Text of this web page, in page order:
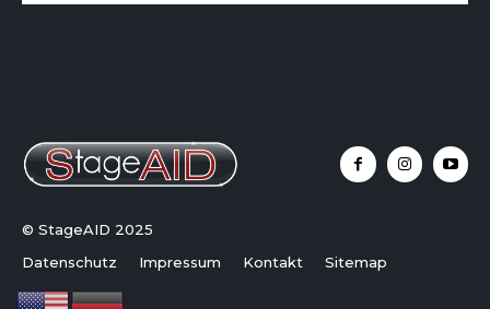
© StageAID 2025
Datenschutz
Impressum Kontakt Sitemap